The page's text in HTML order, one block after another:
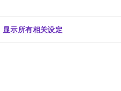
显示所有相关设定